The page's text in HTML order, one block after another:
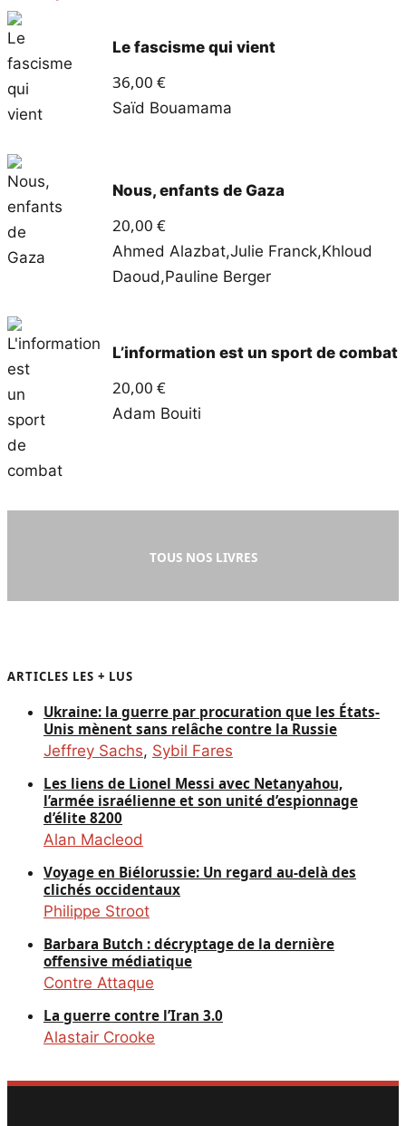
Le fascisme qui vient
36,00 €
Saïd Bouamama
Nous, enfants de Gaza
20,00 €
Ahmed Alazbat,Julie Franck,Khloud
Daoud,Pauline Berger
L’information est un sport de combat
20,00 €
Adam Bouiti
TOUS NOS LIVRES
ARTICLES LES + LUS
Ukraine: la guerre par procuration que les États-
Unis mènent sans relâche contre la Russie
Jeffrey Sachs, Sybil Fares
Les liens de Lionel Messi avec Netanyahou,
l’armée israélienne et son unité d’espionnage
d’élite 8200
Alan Macleod
Voyage en Biélorussie: Un regard au-delà des
clichés occidentaux
Philippe Stroot
Barbara Butch : décryptage de la dernière
offensive médiatique
Contre Attaque
La guerre contre l’Iran 3.0
Alastair Crooke